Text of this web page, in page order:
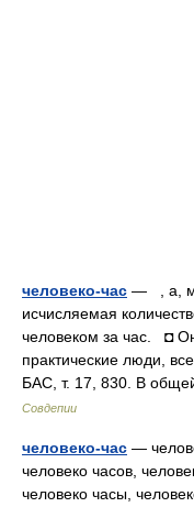
человеко-час — , а, м.
исчисляемая
человеком за час. ◘
практические люди,
БАС, т. 17, 830. В
Совдепии
человеко-час —
человеко часов,
человеко часы,